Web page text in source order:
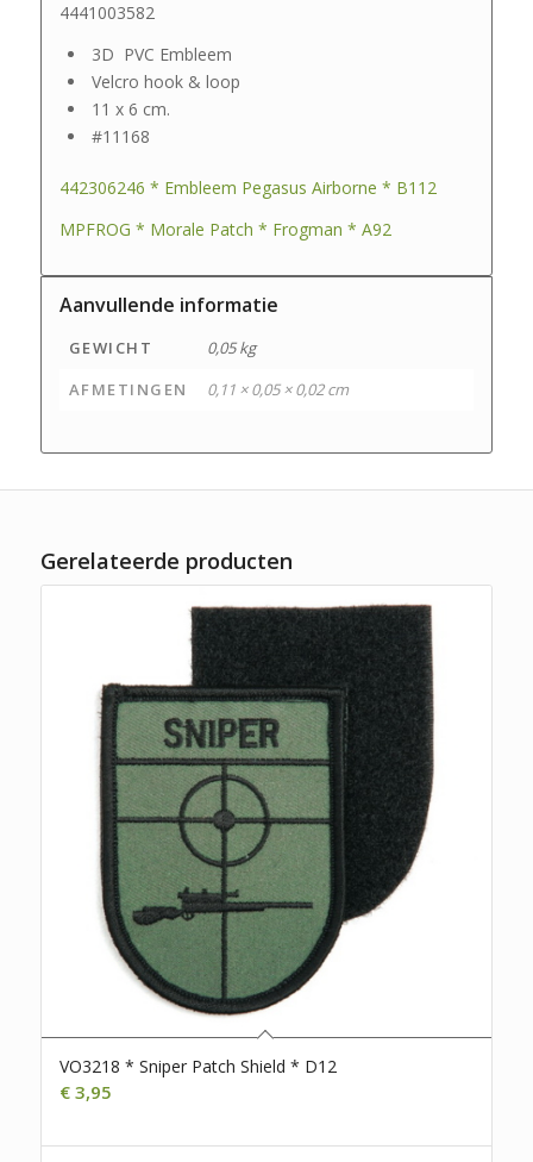
4441003582
3D PVC Embleem
Velcro hook & loop
11 x 6 cm.
#11168
442306246 * Embleem Pegasus Airborne * B112
MPFROG * Morale Patch * Frogman * A92
Aanvullende informatie
GEWICHT
0,05 kg
AFMETINGEN
0,11 × 0,05 × 0,02 cm
Gerelateerde producten
VO3218 * Sniper Patch Shield * D12
€3,95